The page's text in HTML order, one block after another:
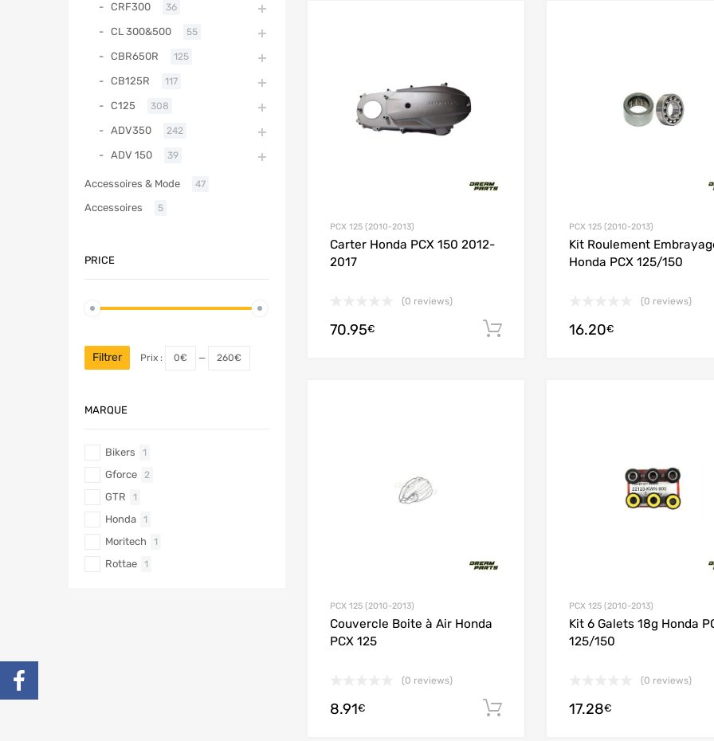
PCX 125 (2010-2013)
Carter Honda PCX 150 2012-
2017
(0 reviews)
70.95€ Ajouter au panier
PCX 125 (2010-2013)
Kit Roulement
Honda PCX 125/150
(0 reviews)
16.20€
PCX 125 (2010-2013)
Couvercle Boite à Air Honda
PCX 125
(0 reviews)
8.91€ Ajouter au panier
PCX 125 (2010-2013)
Kit 6 Galets 18g Honda
125/150
(0 reviews)
17.28€
CRF300 36
CL 300&500 55
CBR650R 125
CB125R 117
C125 308
ADV350 242
ADV 150 39
Accessoires & Mode 47
Accessoires 5
PRICE
Filtrer Prix : 0€ — 260€
MARQUE
Bikers 1
Gforce 2
GTR 1
Honda 1
Moritech 1
Rottae 1